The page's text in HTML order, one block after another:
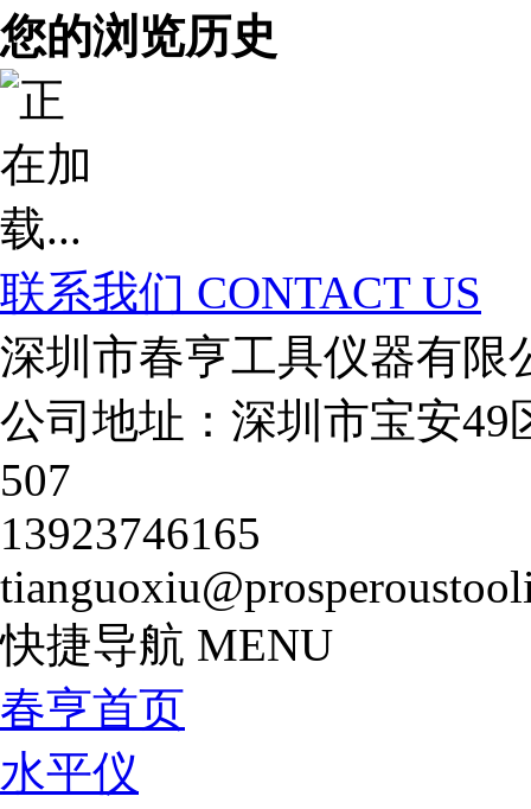
您的浏览历史
联系我们 CONTACT US
深圳市春亨工具仪器有限
公司地址：深圳市宝安
507
13923746165
快捷导航 MENU
春亨首页
水平仪